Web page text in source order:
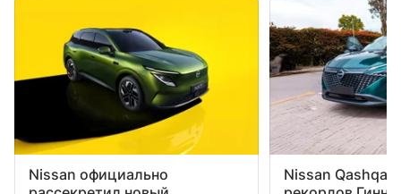
Nissan официально
Nissan Qashqai